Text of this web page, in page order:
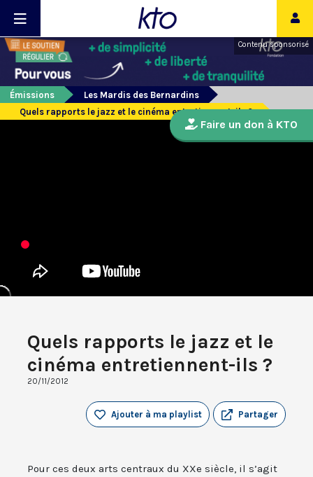
Contenu sponsorisé
Émissions
Les Mardis des Bernardins
Quels rapports le jazz et le cinéma entretiennent-ils ?
Quels rapports le jazz et le
cinéma entretiennent-ils ?
20/11/2012
Partager
Ajouter à ma playlist
Pour ces deux arts centraux du XXe siècle, il s’agit
Faire un don à KTO